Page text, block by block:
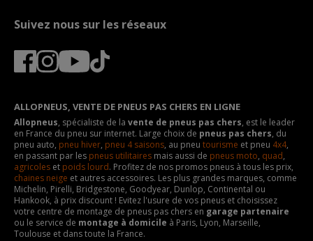
Suivez nous sur les réseaux
ALLOPNEUS, VENTE DE PNEUS PAS CHERS EN LIGNE
Allopneus, spécialiste de la vente de pneus pas chers, est le leader
en France du pneu sur internet. Large choix de pneus pas chers, du
pneu auto, pneu hiver, pneu 4 saisons, au pneu tourisme et pneu 4x4,
en passant par les pneus utilitaires mais aussi de pneus moto, quad,
agricoles et poids lourd. Profitez de nos promos pneus à tous les prix,
chaines neige et autres accessoires. Les plus grandes marques, comme
Michelin, Pirelli, Bridgestone, Goodyear, Dunlop, Continental ou
Hankook, à prix discount ! Evitez l'usure de vos pneus et choisissez
votre centre de montage de pneus pas chers en garage partenaire
ou le service de montage à domicile à Paris, Lyon, Marseille,
Toulouse et dans toute la France.